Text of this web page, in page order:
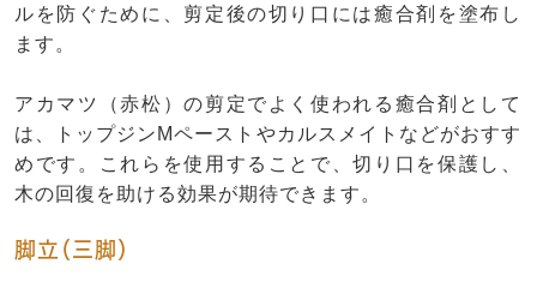
ルを防ぐために、剪定後の切り口には癒合剤を塗布し
ます。
アカマツ（赤松）の剪定でよく使われる癒合剤として
は、トップジンMペーストやカルスメイトなどがおすす
めです。これらを使用することで、切り口を保護し、
木の回復を助ける効果が期待できます。
脚立（三脚）